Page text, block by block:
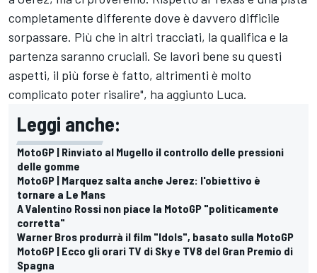
completamente differente dove è davvero difficile
sorpassare. Più che in altri tracciati, la qualifica e la
partenza saranno cruciali. Se lavori bene su questi
aspetti, il più forse è fatto, altrimenti è molto
complicato poter risalire", ha aggiunto Luca.
Leggi anche:
MotoGP | Rinviato al Mugello il controllo delle pressioni
delle gomme
MotoGP | Marquez salta anche Jerez: l'obiettivo è
tornare a Le Mans
A Valentino Rossi non piace la MotoGP "politicamente
corretta"
Warner Bros produrrà il film "Idols", basato sulla MotoGP
MotoGP | Ecco gli orari TV di Sky e TV8 del Gran Premio di
Spagna